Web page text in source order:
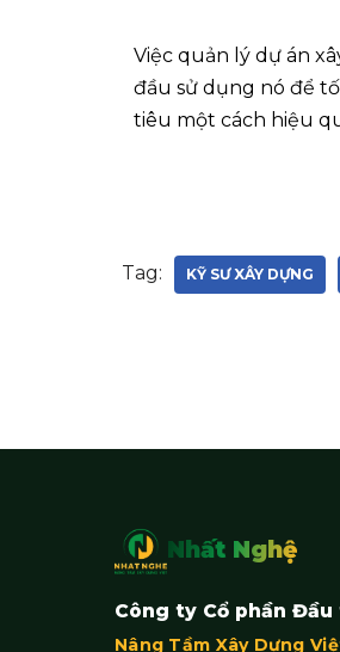
Việc quản lý dự án
đầu sử dụng nó để
tiêu một cách hiệu
Tag: KỸ SƯ XÂY DỰNG
Nhất Nghệ
Công ty Cổ phần
Nâng Tầm Xây Dựng